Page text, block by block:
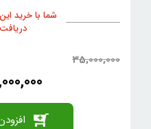
35,000,000